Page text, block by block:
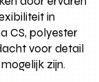
in
CS, polyester
voor detail
zijn.